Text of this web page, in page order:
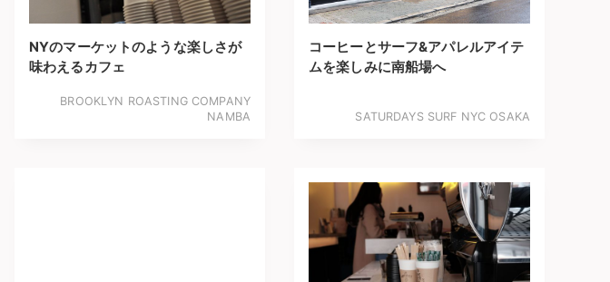
NYのマーケットのような楽しさが
味わえるカフェ
BROOKLYN ROASTING COMPANY
NAMBA
コーヒーとサーフ&アパレルアイテ
ムを楽しみに南船場へ
SATURDAYS SURF NYC OSAKA